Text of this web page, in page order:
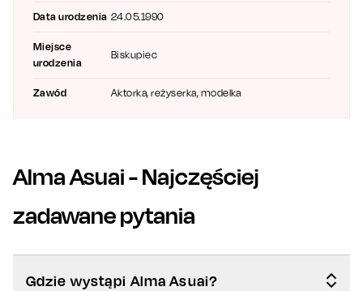
Data urodzenia 24.05.1990
Miejsce
urodzenia
Biskupiec
Zawód Aktorka, reżyserka, modelka
Alma Asuai- Najczęściej
zadawane pytania
Gdzie wystąpi Alma Asuai?